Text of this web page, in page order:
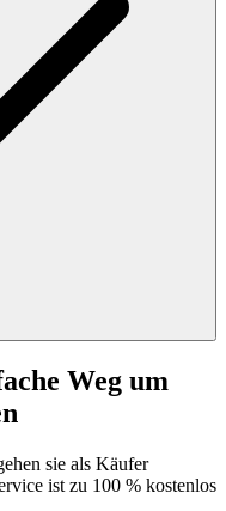
Weg um
sie als Käufer
ist zu 100 % kostenlos